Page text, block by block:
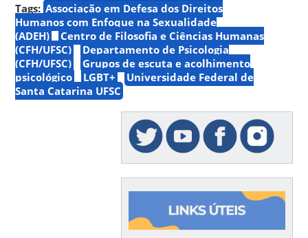
Tags: Associação em Defesa dos Direitos
Humanos com Enfoque na Sexualidade
(ADEH)
Centro de Filosofia e Ciências Humanas
(CFH/UFSC)
Departamento de Psicologia
(CFH/UFSC)
Grupos de escuta e acolhimento
psicológico
LGBT+
Universidade Federal de
Santa Catarina UFSC